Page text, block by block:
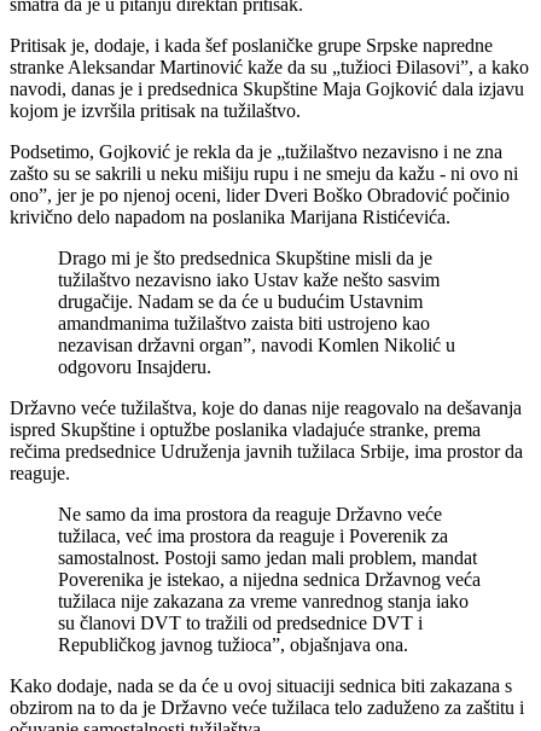
Pritisak je, dodaje, i kada šef poslaničke grupe Srpske napredne
stranke Aleksandar Martinović kaže da su „tužioci Đilasovi”, a kako
navodi, danas je i predsednica Skupštine Maja Gojković dala izjavu
kojom je izvršila pritisak na tužilaštvo.
Podsetimo, Gojković je rekla da je „tužilaštvo nezavisno i ne zna
zašto su se sakrili u neku mišiju rupu i ne smeju da kažu - ni ovo ni
ono”, jer je po njenoj oceni, lider Dveri Boško Obradović počinio
krivično delo napadom na poslanika Marijana Ristićevića.
Drago mi je što predsednica Skupštine misli da je
tužilaštvo nezavisno iako Ustav kaže nešto sasvim
drugačije. Nadam se da će u budućim Ustavnim
amandmanima tužilaštvo zaista biti ustrojeno kao
nezavisan državni organ”, navodi Komlen Nikolić u
odgovoru Insajderu.
Državno veće tužilaštva, koje do danas nije reagovalo na dešavanja
ispred Skupštine i optužbe poslanika vladajuće stranke, prema
rečima predsednice Udruženja javnih tužilaca Srbije, ima prostor da
reaguje.
Ne samo da ima prostora da reaguje Državno veće
tužilaca, već ima prostora da reaguje i Poverenik za
samostalnost. Postoji samo jedan mali problem, mandat
Poverenika je istekao, a nijedna sednica Državnog veća
tužilaca nije zakazana za vreme vanrednog stanja iako
su članovi DVT to tražili od predsednice DVT i
Republičkog javnog tužioca”, objašnjava ona.
Kako dodaje, nada se da će u ovoj situaciji sednica biti zakazana s
obzirom na to da je Državno veće tužilaca telo zaduženo za zaštitu i